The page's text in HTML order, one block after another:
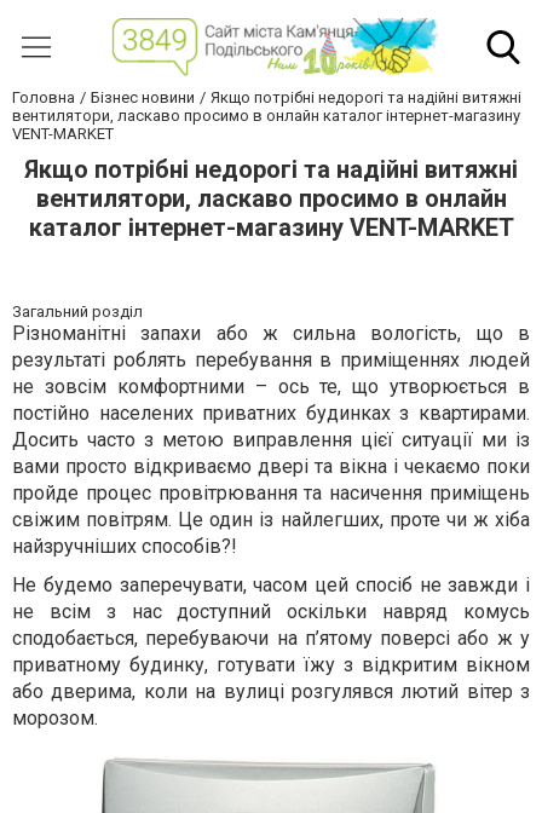
Головна Бізнес новини
Якщо потрібні недорогі та надійні витяжні
вентилятори, ласкаво просимо в онлайн каталог інтернет-магазину
VENT-MARKET
Якщо потрібні недорогі та надійні витяжні
вентилятори, ласкаво просимо в онлайн
каталог інтернет-магазину VENT-MARKET
Загальний розділ
Різноманітні запахи або ж сильна вологість, що в
результаті роблять перебування в приміщеннях людей
не зовсім комфортними – ось те, що утворюється в
постійно населених приватних будинках з квартирами.
Досить часто з метою виправлення цієї ситуації ми із
вами просто відкриваємо двері та вікна і чекаємо поки
пройде процес провітрювання та насичення приміщень
свіжим повітрям. Це один із найлегших, проте чи ж хіба
найзручніших способів?!
Не будемо заперечувати, часом цей спосіб не завжди і
не всім з нас доступний оскільки навряд комусь
сподобається, перебуваючи на п’ятому поверсі або ж у
приватному будинку, готувати їжу з відкритим вікном
або дверима, коли на вулиці розгулявся лютий вітер з
морозом.